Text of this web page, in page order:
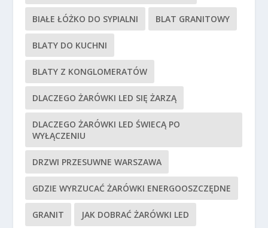
BIAŁE ŁÓŻKO DO SYPIALNI BLAT GRANITOWY
BLATY DO KUCHNI
BLATY Z KONGLOMERATÓW
DLACZEGO ŻARÓWKI LED SIĘ ŻARZĄ
DLACZEGO ŻARÓWKI LED ŚWIECĄ PO
WYŁĄCZENIU
DRZWI PRZESUWNE WARSZAWA
GDZIE WYRZUCAĆ ŻARÓWKI ENERGOOSZCZĘDNE
GRANIT JAK DOBRAĆ ŻARÓWKI LED